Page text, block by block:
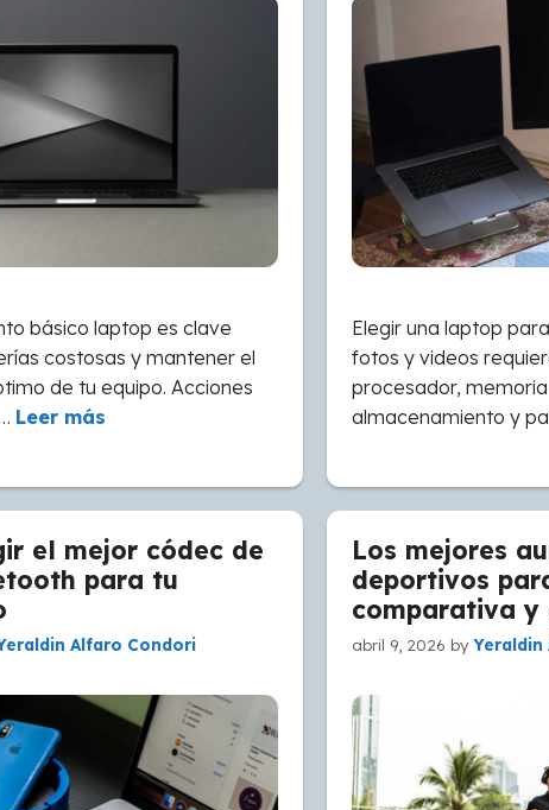
básico laptop es clave
costosas y mantener el
de tu equipo. Acciones
Leer más
Elegir una laptop
fotos y videos
procesador,
almacenamiento y
el mejor códec de
para tu
Alfaro Condori
Los mejores
deportivos
comparativa y
abril 9, 2026 byYeraldin